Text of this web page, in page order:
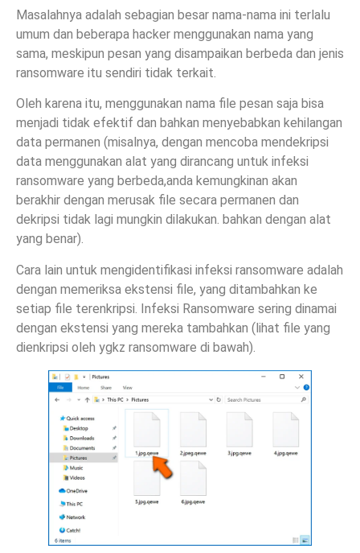
Masalahnya adalah sebagian besar nama-nama ini terlalu
umum dan beberapa hacker menggunakan nama yang
sama, meskipun pesan yang disampaikan berbeda dan jenis
ransomware itu sendiri tidak terkait.
Oleh karena itu, menggunakan nama file pesan saja bisa
menjadi tidak efektif dan bahkan menyebabkan kehilangan
data permanen (misalnya, dengan mencoba mendekripsi
data menggunakan alat yang dirancang untuk infeksi
ransomware yang berbeda,anda kemungkinan akan
berakhir dengan merusak file secara permanen dan
dekripsi tidak lagi mungkin dilakukan. bahkan dengan alat
yang benar).
Cara lain untuk mengidentifikasi infeksi ransomware adalah
dengan memeriksa ekstensi file, yang ditambahkan ke
setiap file terenkripsi. Infeksi Ransomware sering dinamai
dengan ekstensi yang mereka tambahkan (lihat file yang
dienkripsi oleh ygkz ransomware di bawah).